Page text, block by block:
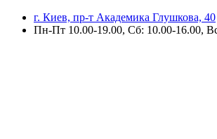
г. Киев, пр-т Академика Глушкова, 40
Пн-Пт 10.00-19.00, Cб: 10.00-16.00,